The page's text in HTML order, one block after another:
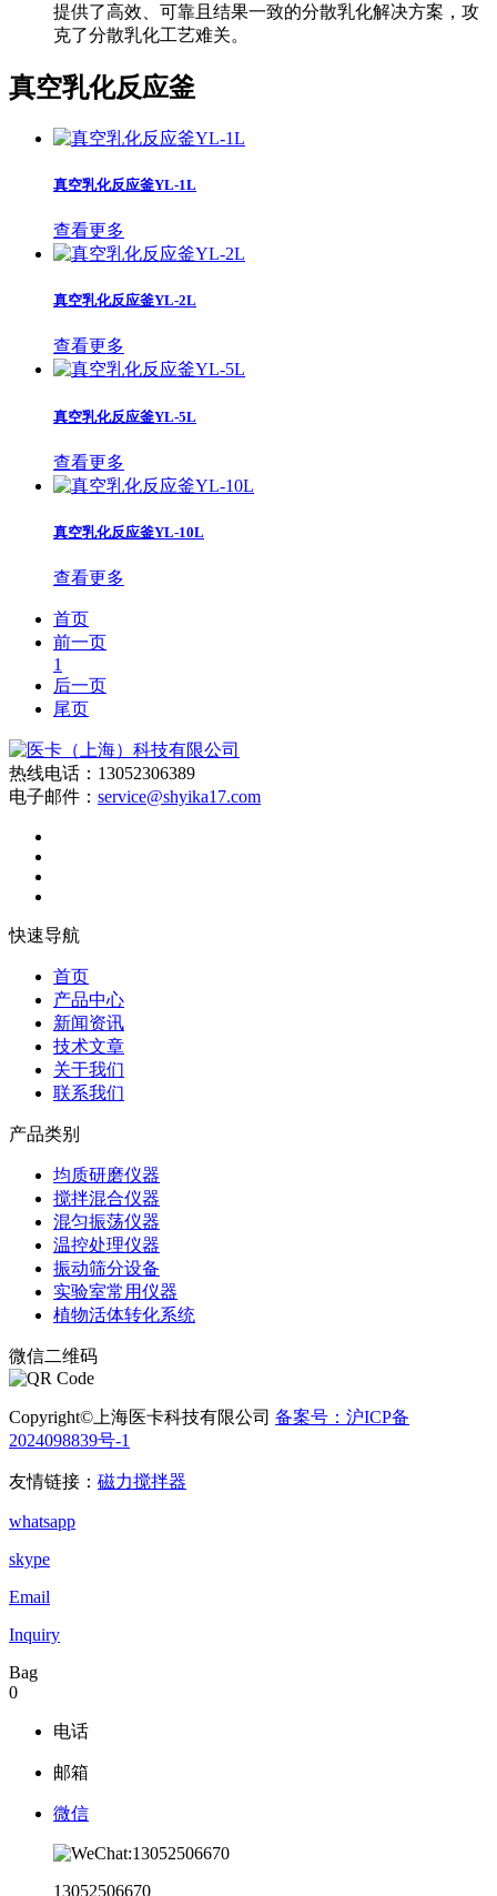
提供了高效、可靠且结果一致的分散乳化解决方案，攻
克了分散乳化工艺难关。
真空乳化反应釜
真空乳化反应釜YL-1L
查看更多
真空乳化反应釜YL-2L
查看更多
真空乳化反应釜YL-5L
查看更多
真空乳化反应釜YL-10L
查看更多
首页
前一页
1
后一页
尾页
热线电话：13052306389
电子邮件： service@shyika17.com
快速导航
首页
产品中心
新闻资讯
技术文章
关于我们
联系我们
产品类别
均质研磨仪器
搅拌混合仪器
混匀振荡仪器
温控处理仪器
振动筛分设备
实验室常用仪器
植物活体转化系统
微信二维码
Copyright©上海医卡科技有限公司 备案号：沪ICP备
2024098839号-1
友情链接： 磁力搅拌器
whatsapp
skype
Email
Inquiry
Bag
0
电话
邮箱
微信
13052506670